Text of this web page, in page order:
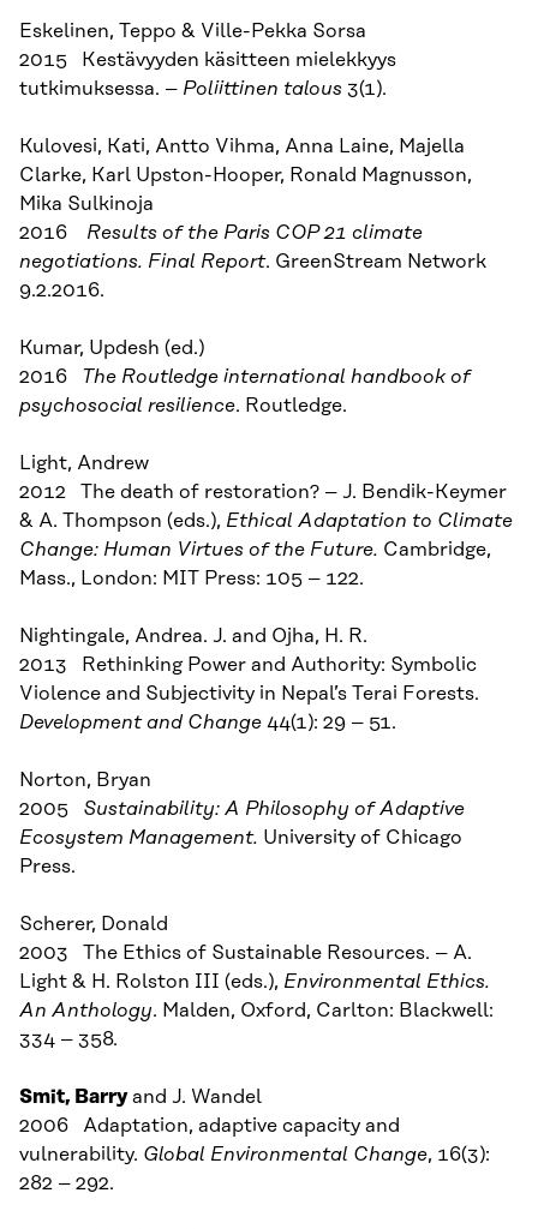
Eskelinen, Teppo & Ville-Pekka Sorsa
2015 Kestävyyden käsitteen mielekkyys
tutkimuksessa. – Poliittinen talous 3(1).
Kulovesi, Kati, Antto Vihma, Anna Laine, Majella
Clarke, Karl Upston-Hooper, Ronald Magnusson,
Mika Sulkinoja
2016 Results of the Paris COP 21 climate
negotiations. Final Report. GreenStream Network
9.2.2016.
Kumar, Updesh (ed.)
2016
The Routledge international handbook of
psychosocial resilience. Routledge.
Light, Andrew
2012 The death of restoration? – J. Bendik-Keymer
& A. Thompson (eds.), Ethical Adaptation to Climate
Change: Human Virtues of the Future. Cambridge,
Mass., London: MIT Press: 105 – 122.
Nightingale, Andrea. J. and Ojha, H. R.
2013 Rethinking Power and Authority: Symbolic
Violence and Subjectivity in Nepal’s Terai Forests.
Development and Change 44(1): 29 – 51.
Norton, Bryan
2005 Sustainability: A Philosophy of Adaptive
Ecosystem Management. University of Chicago
Press.
Scherer, Donald
2003 The Ethics of Sustainable Resources. – A.
Light & H. Rolston III (eds.), Environmental Ethics.
An Anthology. Malden, Oxford, Carlton: Blackwell:
334 – 358.
Smit, Barryand J. Wandel
2006 Adaptation, adaptive capacity and
vulnerability. Global Environmental Change, 16(3):
282 – 292.